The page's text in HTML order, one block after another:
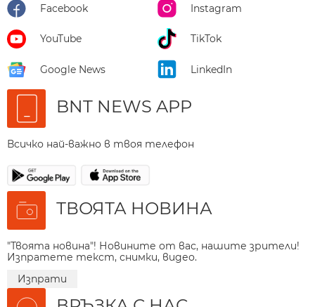
Facebook Instagram
YouTube TikTok
Google News LinkedIn
BNT NEWS APP
Всичко най-важно в твоя телефон
ТВОЯТА НОВИНА
"Твоята новина"! Новините от вас, нашите зрители!
Изпратете текст, снимки, видео.
Изпрати